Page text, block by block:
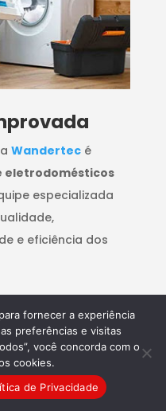
Wandertecé
eletrodomésticos
especializada
e eficiência dos
fornecer a experiência
preferências e visitas
você concorda com o
cookies.
de Privacidade